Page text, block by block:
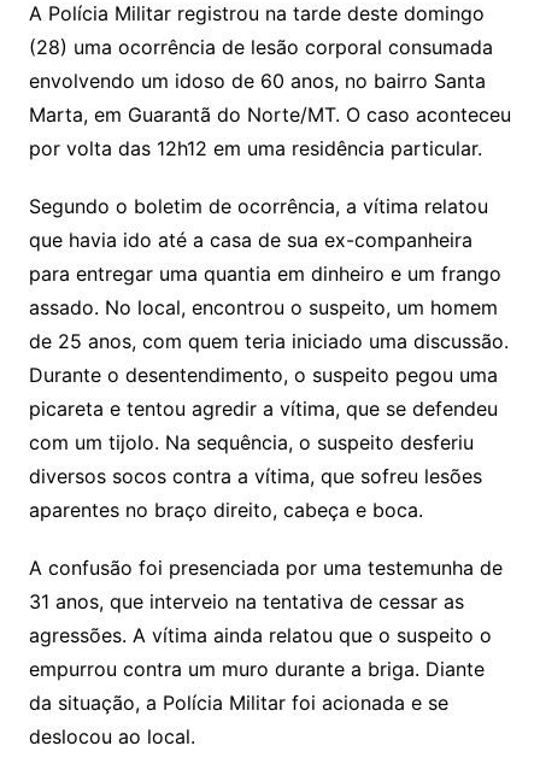
A Polícia Militar registrou na tarde deste domingo
(28) uma ocorrência de lesão corporal consumada
envolvendo um idoso de 60 anos, no bairro Santa
Marta, em Guarantã do Norte/MT. O caso aconteceu
por volta das 12h12 em uma residência particular.
Segundo o boletim de ocorrência, a vítima relatou
que havia ido até a casa de sua ex-companheira
para entregar uma quantia em dinheiro e um frango
assado. No local, encontrou o suspeito, um homem
de 25 anos, com quem teria iniciado uma discussão.
Durante o desentendimento, o suspeito pegou uma
picareta e tentou agredir a vítima, que se defendeu
com um tijolo. Na sequência, o suspeito desferiu
diversos socos contra a vítima, que sofreu lesões
aparentes no braço direito, cabeça e boca.
A confusão foi presenciada por uma testemunha de
31 anos, que interveio na tentativa de cessar as
agressões. A vítima ainda relatou que o suspeito o
empurrou contra um muro durante a briga. Diante
da situação, a Polícia Militar foi acionada e se
deslocou ao local.